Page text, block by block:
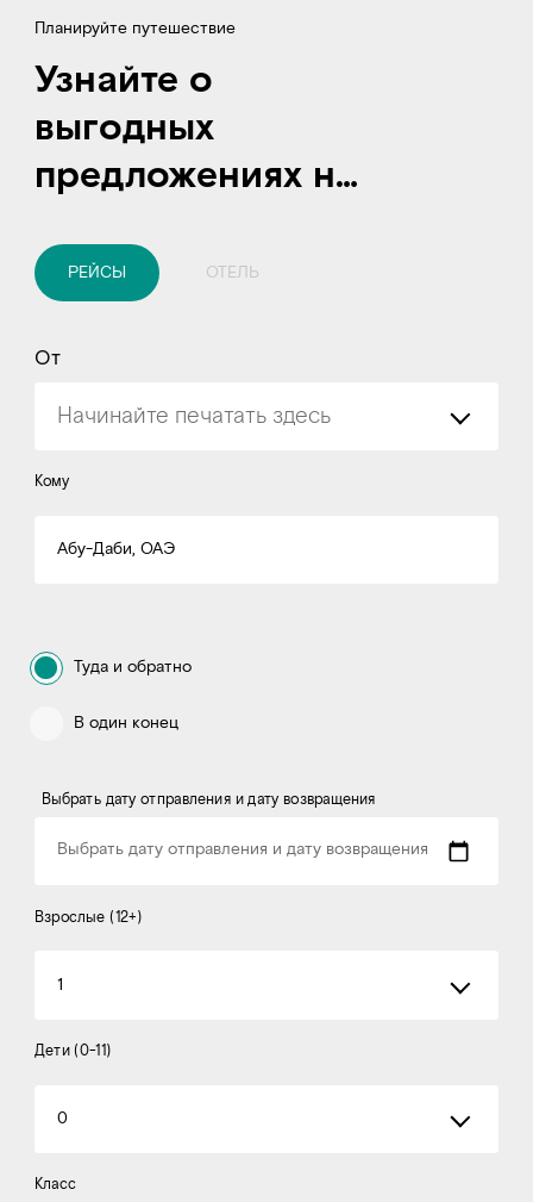
Планируйте путешествие
Узнайте о
выгодных
предложениях на
отели
РЕЙСЫ ОТЕЛЬ
От
Кому
Абу-Даби, ОАЭ
Туда и обратно
В один конец
Выбрать дату отправления и дату возвращения
Выбрать дату отправления и дату возвращения
Взрослые (12+)
1
Дети (0-11)
0
Класс